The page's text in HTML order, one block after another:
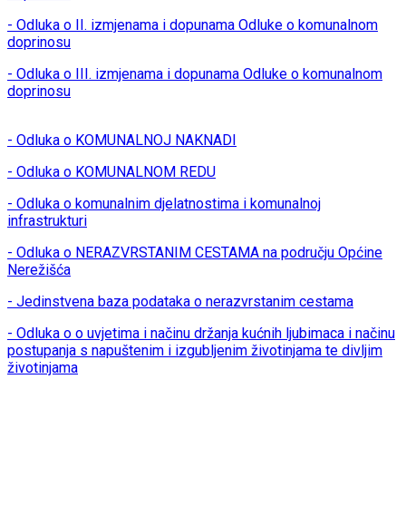
- Odluka o II. izmjenama i dopunama Odluke o komunalnom
doprinosu
- Odluka o III. izmjenama i dopunama Odluke o komunalnom
doprinosu
- Odluka o KOMUNALNOJ NAKNADI
- Odluka o KOMUNALNOM REDU
- Odluka o komunalnim djelatnostima i komunalnoj
infrastrukturi
- Odluka o NERAZVRSTANIM CESTAMA na području Općine
Nerežišća
- Jedinstvena baza podataka o nerazvrstanim cestama
- Odluka o o uvjetima i načinu držanja kućnih ljubimaca i načinu
postupanja s napuštenim i izgubljenim životinjama te divljim
životinjama